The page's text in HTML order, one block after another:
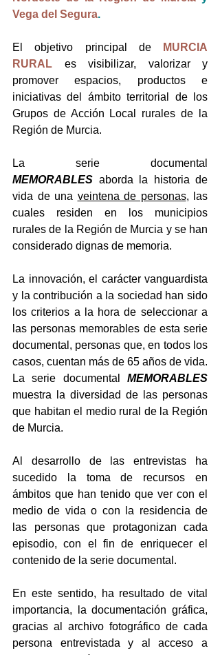
Vega del Segura.
El objetivo principal de
MURCIA
RURAL
es visibilizar, valorizar y
promover espacios, productos e
iniciativas del ámbito territorial de los
Grupos de Acción Local rurales de la
Región de Murcia.
MEMORABLES aborda la historia de
vida de una veintena de personas, las
cuales residen en los municipios
rurales de la Región de Murcia y se han
considerado dignas de memoria.
La innovación, el carácter vanguardista
y la contribución a la sociedad han sido
los criterios a la hora de seleccionar a
las personas memorables de esta serie
documental, personas que, en todos los
casos, cuentan más de 65 años de vida.
La serie documental
muestra la diversidad de las personas
que habitan el medio rural de la Región
de Murcia.
Al desarrollo de las entrevistas ha
sucedido la toma de recursos en
ámbitos que han tenido que ver con el
medio de vida o con la residencia de
las personas que protagonizan cada
episodio, con el fin de enriquecer el
contenido de la serie documental.
En este sentido, ha resultado de vital
importancia, la documentación gráfica,
gracias al archivo fotográfico de cada
persona entrevistada y al acceso a